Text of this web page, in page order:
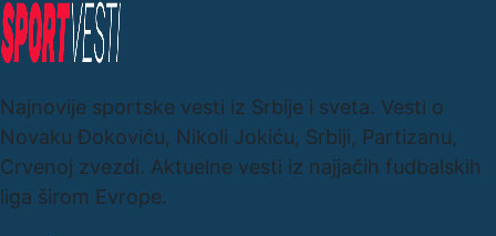
Najnovije sportske vesti iz Srbije i sveta. Vesti o
Novaku Đokoviću, Nikoli Jokiću, Srbiji, Partizanu,
Crvenoj zvezdi. Aktuelne vesti iz najjačih fudbalskih
liga širom Evrope.